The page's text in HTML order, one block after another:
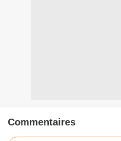
Commentaires